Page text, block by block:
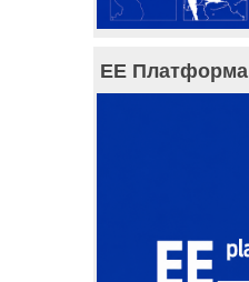
ЕЕ Платформа